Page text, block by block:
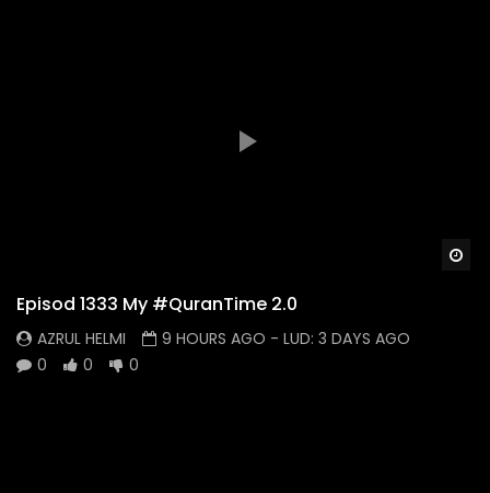
Episod 1333 My #QuranTime 2.0
AZRUL HELMI 9 HOURS AGO - LUD: 3 DAYS AGO
0
0 0